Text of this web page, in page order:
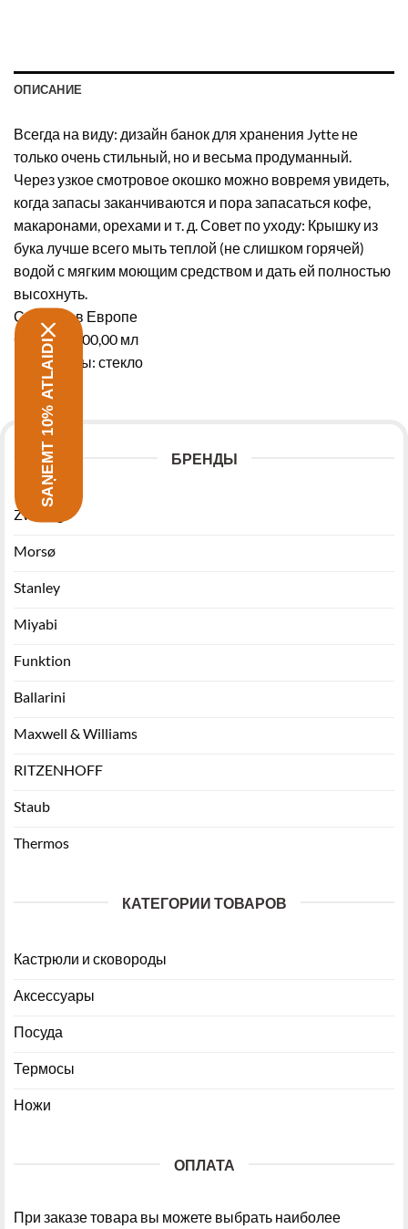
ОПИСАНИЕ
Всегда на виду: дизайн банок для хранения Jytte не
только очень стильный, но и весьма продуманный.
Через узкое смотровое окошко можно вовремя увидеть,
когда запасы заканчиваются и пора запасаться кофе,
макаронами, орехами и т. д. Совет по уходу: Крышку из
бука лучше всего мыть теплой (не слишком горячей)
водой с мягким моющим средством и дать ей полностью
высохнуть.
Сделано в Европе
Объем: 1300,00 мл
Материалы: стекло
БРЕНДЫ
Zwilling
Morsø
Stanley
Miyabi
Funktion
Ballarini
Maxwell & Williams
RITZENHOFF
Staub
Thermos
КАТЕГОРИИ ТОВАРОВ
Кастрюли и сковороды
Аксессуары
Посуда
Термосы
Ножи
ОПЛАТА
При заказе товара вы можете выбрать наиболее
SAŅEMT 10% ATLAIDI